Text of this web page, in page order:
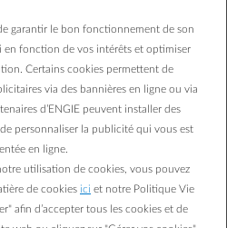
votre contrat actuel avec les tarifs
si un autre contrat serait
, vous avez la possibilité de faire
votre situation avec les tarifs du
ENGIE :
simulation avec notre
de prix du moispar énergie et par
garantir le bon fonctionnement de son
en fonction de vos intérêts et optimiser
Certains cookies permettent de
via des bannières en ligne ou via
d’ENGIE peuvent installer des
personnaliser la publicité qui vous est
en ligne.
utilisation de cookies, vous pouvez
de cookies ici et notre Politique Vie
afin d’accepter tous les cookies et de